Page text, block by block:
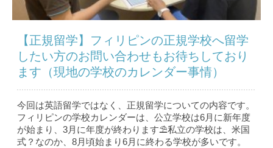
【正規留学】フィリピンの正規学校へ留学
したい方のお問い合わせもお待ちしており
ます（現地の学校のカレンダー事情）
今回は英語留学ではなく、正規留学についての内容です。
フィリピンの学校カレンダーは、公立学校は6月に新年度
が始まり、3月に年度が終わります⛱私立の学校は、米国
式？なのか、8月頃始まり6月に終わる学校が多いです。